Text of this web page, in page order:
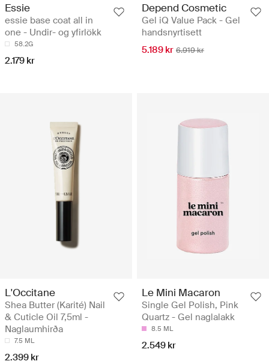
Essie
essie base coat all in
one - Undir- og yfirlökk
58.2G
2.179 kr
Depend Cosmetic
Gel iQ Value Pack - Gel
handsnyrtisett
5.189 kr 6.919 kr
L'Occitane
Shea Butter (Karité) Nail
& Cuticle Oil 7,5ml -
Naglaumhirða
7.5 ML
2.399 kr
Le Mini Macaron
Single Gel Polish, Pink
Quartz - Gel naglalakk
8.5 ML
2.549 kr